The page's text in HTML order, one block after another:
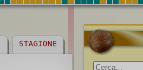
STAGIONE